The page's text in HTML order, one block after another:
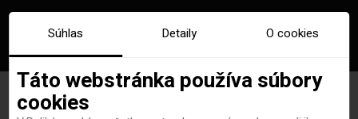
Súhlas Detaily O cookies
Táto webstránka používa súbory
cookies